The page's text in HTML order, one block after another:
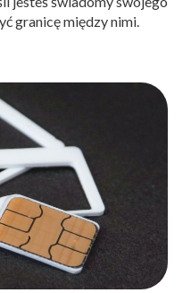
granicę między nimi.